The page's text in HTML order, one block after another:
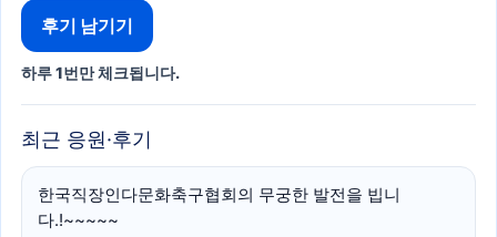
후기 남기기
하루 1번만 체크됩니다.
최근 응원·후기
한국직장인다문화축구협회의 무궁한 발전을 빕니
다.!~~~~~